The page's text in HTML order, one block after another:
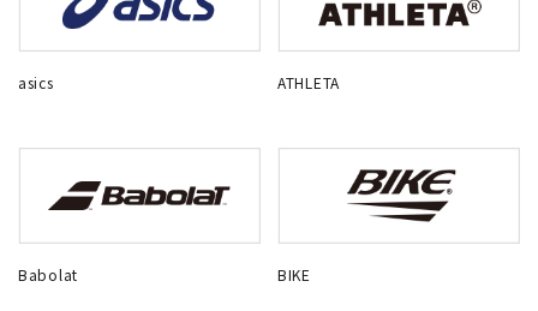
asics ATHLETA
Babolat BIKE